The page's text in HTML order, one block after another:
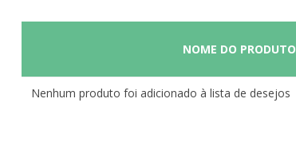
NOME DO PRODUTO
Nenhum produto foi adicionado à lista de desejos